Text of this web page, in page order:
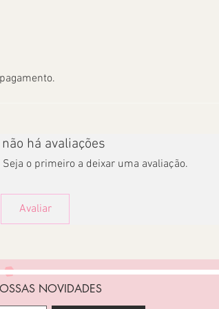
há avaliações
o primeiro a deixar uma avaliação.
Avaliar
NOVIDADES